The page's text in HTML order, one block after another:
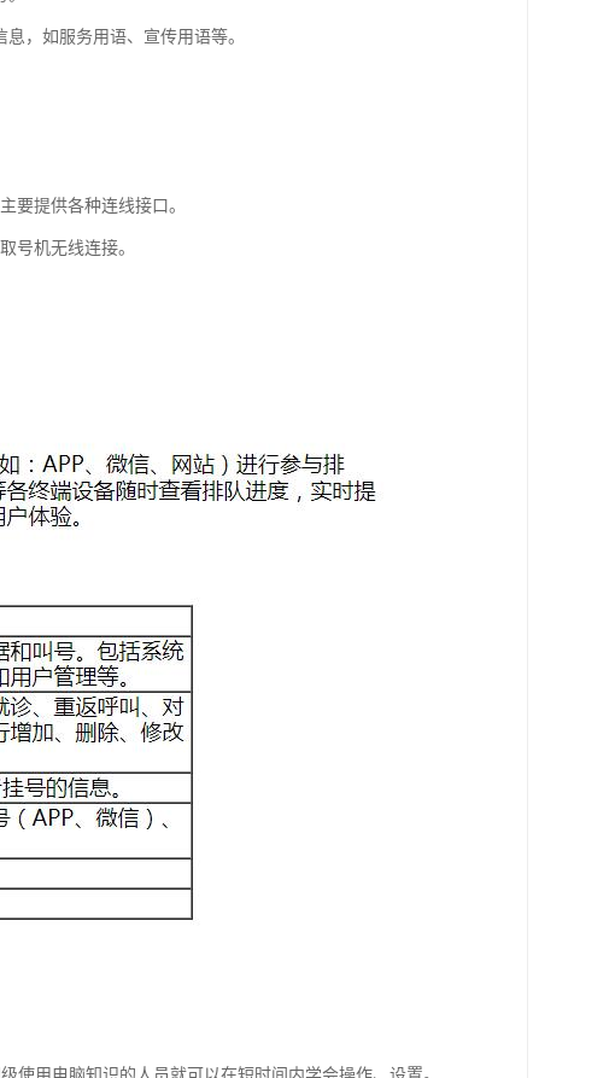
，如服务用语、宣传用语等。
要提供各种连线接口。
号机无线连接。